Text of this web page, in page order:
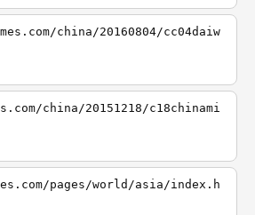
china/20160804/cc04daiw
china/20151218/c18chinami
pages/world/asia/index.h